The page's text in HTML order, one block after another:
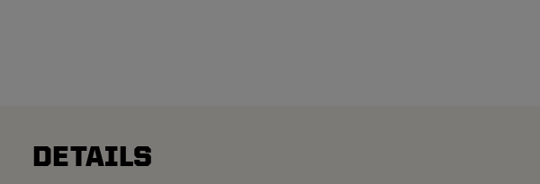
DETAILS